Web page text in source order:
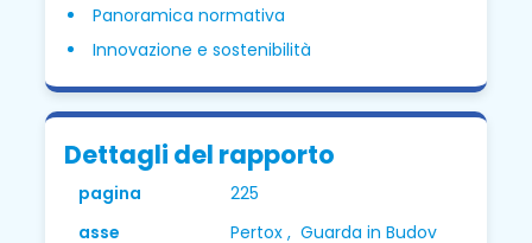
Panoramica normativa
Innovazione e sostenibilità
Dettagli del rapporto
pagina
225
asse
Pertox , Guarda in Budov